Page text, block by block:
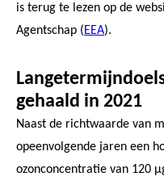
is terug te lezen op de
Agentschap (EEA).
gehaald in 2021
Naast de richtwaarde van
opeenvolgende jaren een
ozonconcentratie van 120